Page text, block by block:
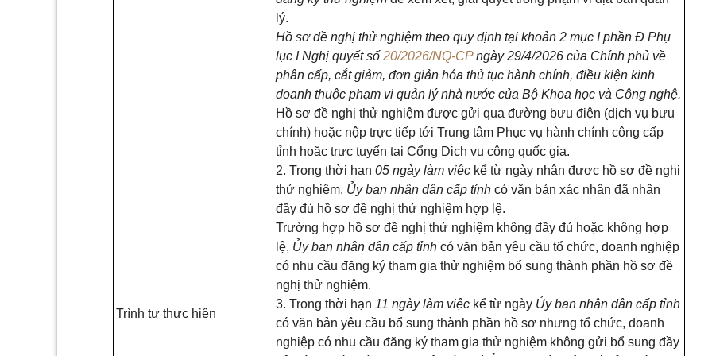
Trình tự thực hiện
lý.
Hồ sơ đề nghị thử nghiệm theo quy định tại khoản 2 mục I phần Đ Phụ
lục I Nghị quyết số 20/2026/NQ-CPngày 29/4/2026 của Chính phủ về
phân cấp, cắt giảm, đơn giản hóa thủ tục hành chính, điều kiện kinh
doanh thuộc phạm vi quản lý nhà nước của Bộ Khoa học và Công nghệ.
Hồ sơ đề nghị thử nghiệm được gửi qua đường bưu điện (dịch vụ bưu
chính) hoặc nộp trực tiếp tới Trung tâm Phục vụ hành chính công cấp
tỉnh hoặc trực tuyến tại Cổng Dịch vụ công quốc gia.
2. Trong thời hạn 05 ngày làm việc kể từ ngày nhận được hồ sơ đề nghị
thử nghiệm, Ủy ban nhân dân cấp tỉnh có văn bản xác nhận đã nhận
đầy đủ hồ sơ đề nghị thử nghiệm hợp lệ.
Trường hợp hồ sơ đề nghị thử nghiệm không đầy đủ hoặc không hợp
lệ, Ủy ban nhân dân cấp tỉnh có văn bản yêu cầu tổ chức, doanh nghiệp
có nhu cầu đăng ký tham gia thử nghiệm bổ sung thành phần hồ sơ đề
nghị thử nghiệm.
3. Trong thời hạn 11 ngày làm việc kể từ ngày Ủy ban nhân dân cấp tỉnh
có văn bản yêu cầu bổ sung thành phần hồ sơ nhưng tổ chức, doanh
nghiệp có nhu cầu đăng ký tham gia thử nghiệm không gửi bổ sung đầy